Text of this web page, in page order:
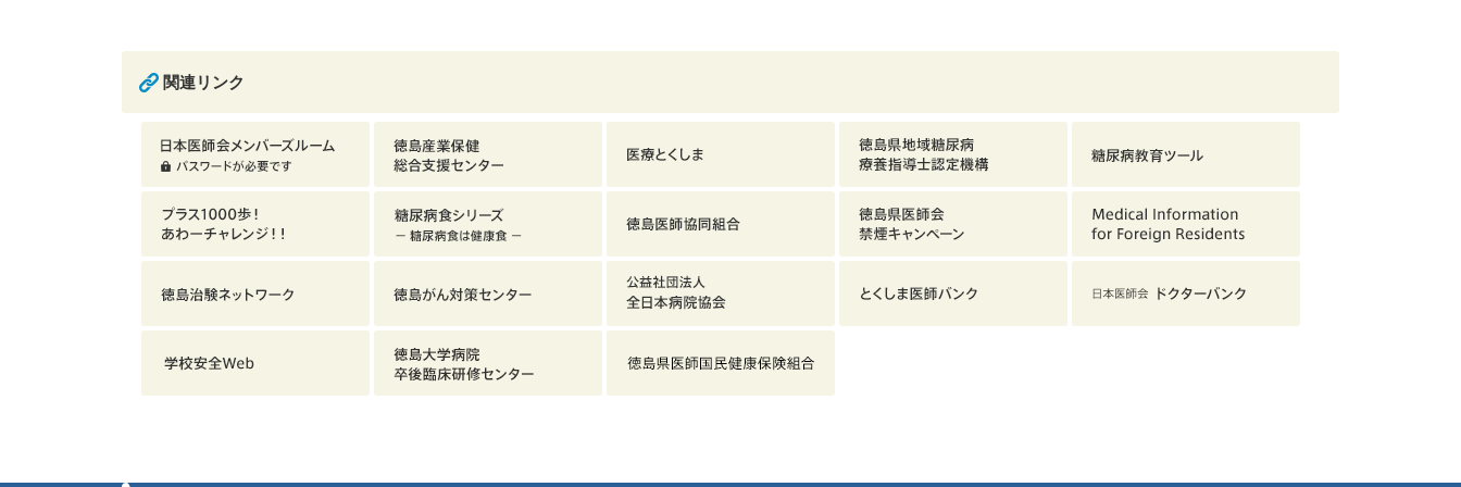
関連リンク